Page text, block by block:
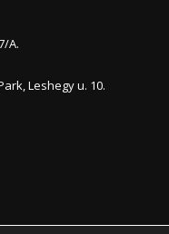
A.
Leshegy u. 10.